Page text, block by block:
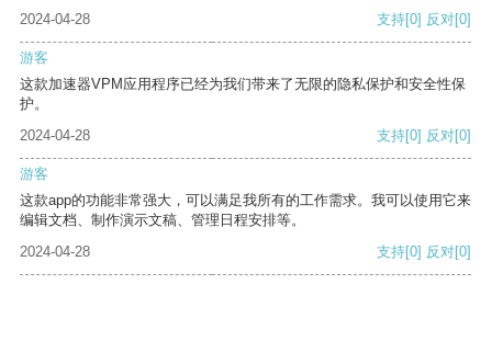
2024-04-28 支持[0] 反对[0]
游客
这款加速器VPM应用程序已经为我们带来了无限的隐私保护和安全性保
护。
2024-04-28
支持[0] 反对[0]
游客
这款app的功能非常强大，可以满足我所有的工作需求。我可以使用它来
编辑文档、制作演示文稿、管理日程安排等。
2024-04-28
支持[0] 反对[0]